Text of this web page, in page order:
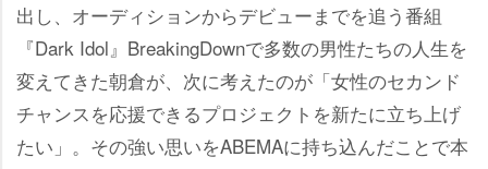
出し、オーディションからデビューまでを追う番組
『Dark Idol』BreakingDownで多数の男性たちの人生を
変えてきた朝倉が、次に考えたのが「女性のセカンド
チャンスを応援できるプロジェクトを新たに立ち上げ
たい」。その強い思いをABEMAに持ち込んだことで本